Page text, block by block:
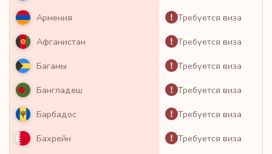
Армения Требуется виза
Афганистан Требуется виза
Багамы Требуется виза
Бангладеш Требуется виза
Барбадос Требуется виза
Бахрейн Требуется виза